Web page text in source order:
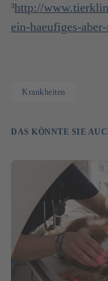
³http://
ein-haeufiges-
Krankheiten
DAS KÖNNTE SIE